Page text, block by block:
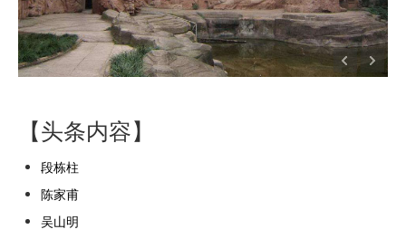
【头条内容】
段栋柱
陈家甫
吴山明